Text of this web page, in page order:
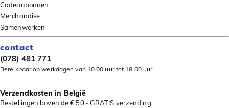
Cadeaubonnen
Merchandise
Samenwerken
contact
(078) 481 771
Bereikbaar op werkdagen van 10.00 uur tot 18.00 uur
Verzendkosten in België
Bestellingen boven de € 50,- GRATIS verzending.